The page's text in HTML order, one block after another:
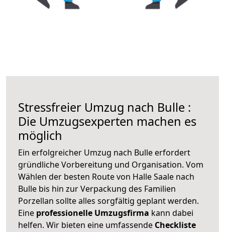
Stressfreier Umzug nach Bulle :
Die Umzugsexperten machen es
möglich
Ein erfolgreicher Umzug nach Bulle erfordert
gründliche Vorbereitung und Organisation. Vom
Wählen der besten Route von Halle Saale nach
Bulle bis hin zur Verpackung des Familien
Porzellan sollte alles sorgfältig geplant werden.
Eine professionelle Umzugsfirma kann dabei
helfen. Wir bieten eine umfassende Checkliste